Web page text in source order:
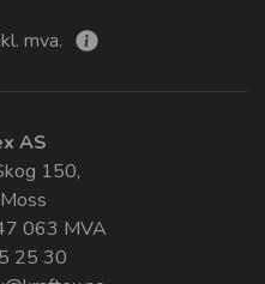
mva.
AS
150,
063 MVA
25 30